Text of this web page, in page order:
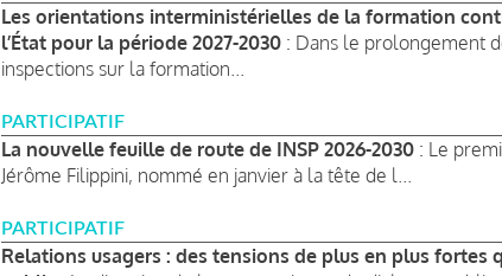
Les orientations interministérielles de la formation
l’État pour la période 2027-2030 : Dans le prolongement
inspections sur la formation...
PARTICIPATIF
La nouvelle feuille de route de INSP 2026-2030 : Le
Jérôme Filippini, nommé en janvier à la tête de l...
PARTICIPATIF
Relations usagers : des tensions de plus en plus fortes